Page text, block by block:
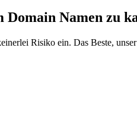
Domain Namen zu
Risiko ein. Das Beste,